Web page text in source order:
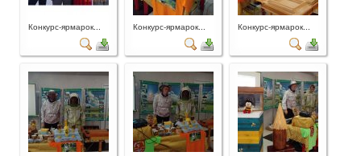
Конкурс-ярмарок... Конкурс-ярмарок... Конкурс-ярмарок...